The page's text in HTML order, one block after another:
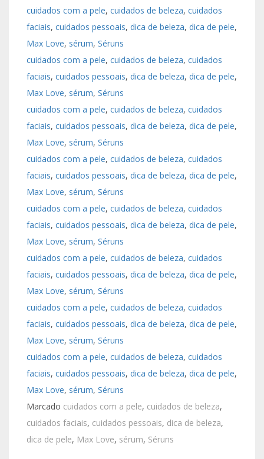
cuidados com a pele, cuidados de beleza, cuidados
faciais, cuidados pessoais, dica de beleza, dica de pele
Max Love, sérum, Séruns
cuidados com a pele, cuidados de beleza, cuidados
faciais, cuidados pessoais, dica de beleza, dica de pele
Max Love, sérum, Séruns
cuidados com a pele, cuidados de beleza, cuidados
faciais, cuidados pessoais, dica de beleza, dica de pele
Max Love, sérum, Séruns
cuidados com a pele, cuidados de beleza, cuidados
faciais, cuidados pessoais, dica de beleza, dica de pele
Max Love, sérum, Séruns
cuidados com a pele, cuidados de beleza, cuidados
faciais, cuidados pessoais, dica de beleza, dica de pele
Max Love, sérum, Séruns
cuidados com a pele, cuidados de beleza, cuidados
faciais, cuidados pessoais, dica de beleza, dica de pele
Max Love, sérum, Séruns
cuidados com a pele, cuidados de beleza, cuidados
faciais, cuidados pessoais, dica de beleza, dica de pele
Max Love, sérum, Séruns
cuidados com a pele, cuidados de beleza, cuidados
faciais, cuidados pessoais, dica de beleza, dica de pele
Max Love, sérum, Séruns
Marcado cuidados com a pele, cuidados de beleza,
cuidados faciais, cuidados pessoais, dica de beleza,
dica de pele, Max Love, sérum, Séruns